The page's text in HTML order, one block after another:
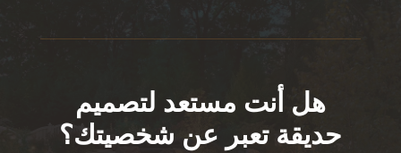
هل أنت مستعد لتصميم
حديقة تعبر عن شخصيتك؟